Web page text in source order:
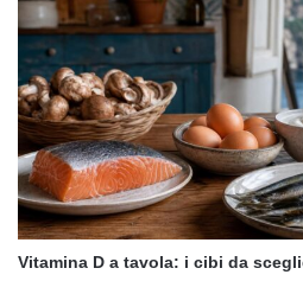
Vitamina D a tavola: i cibi da